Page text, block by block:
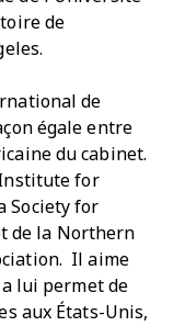
de
de
égale entre
du cabinet.
for
Society for
de la Northern
Il aime
lui permet de
aux États-Unis,